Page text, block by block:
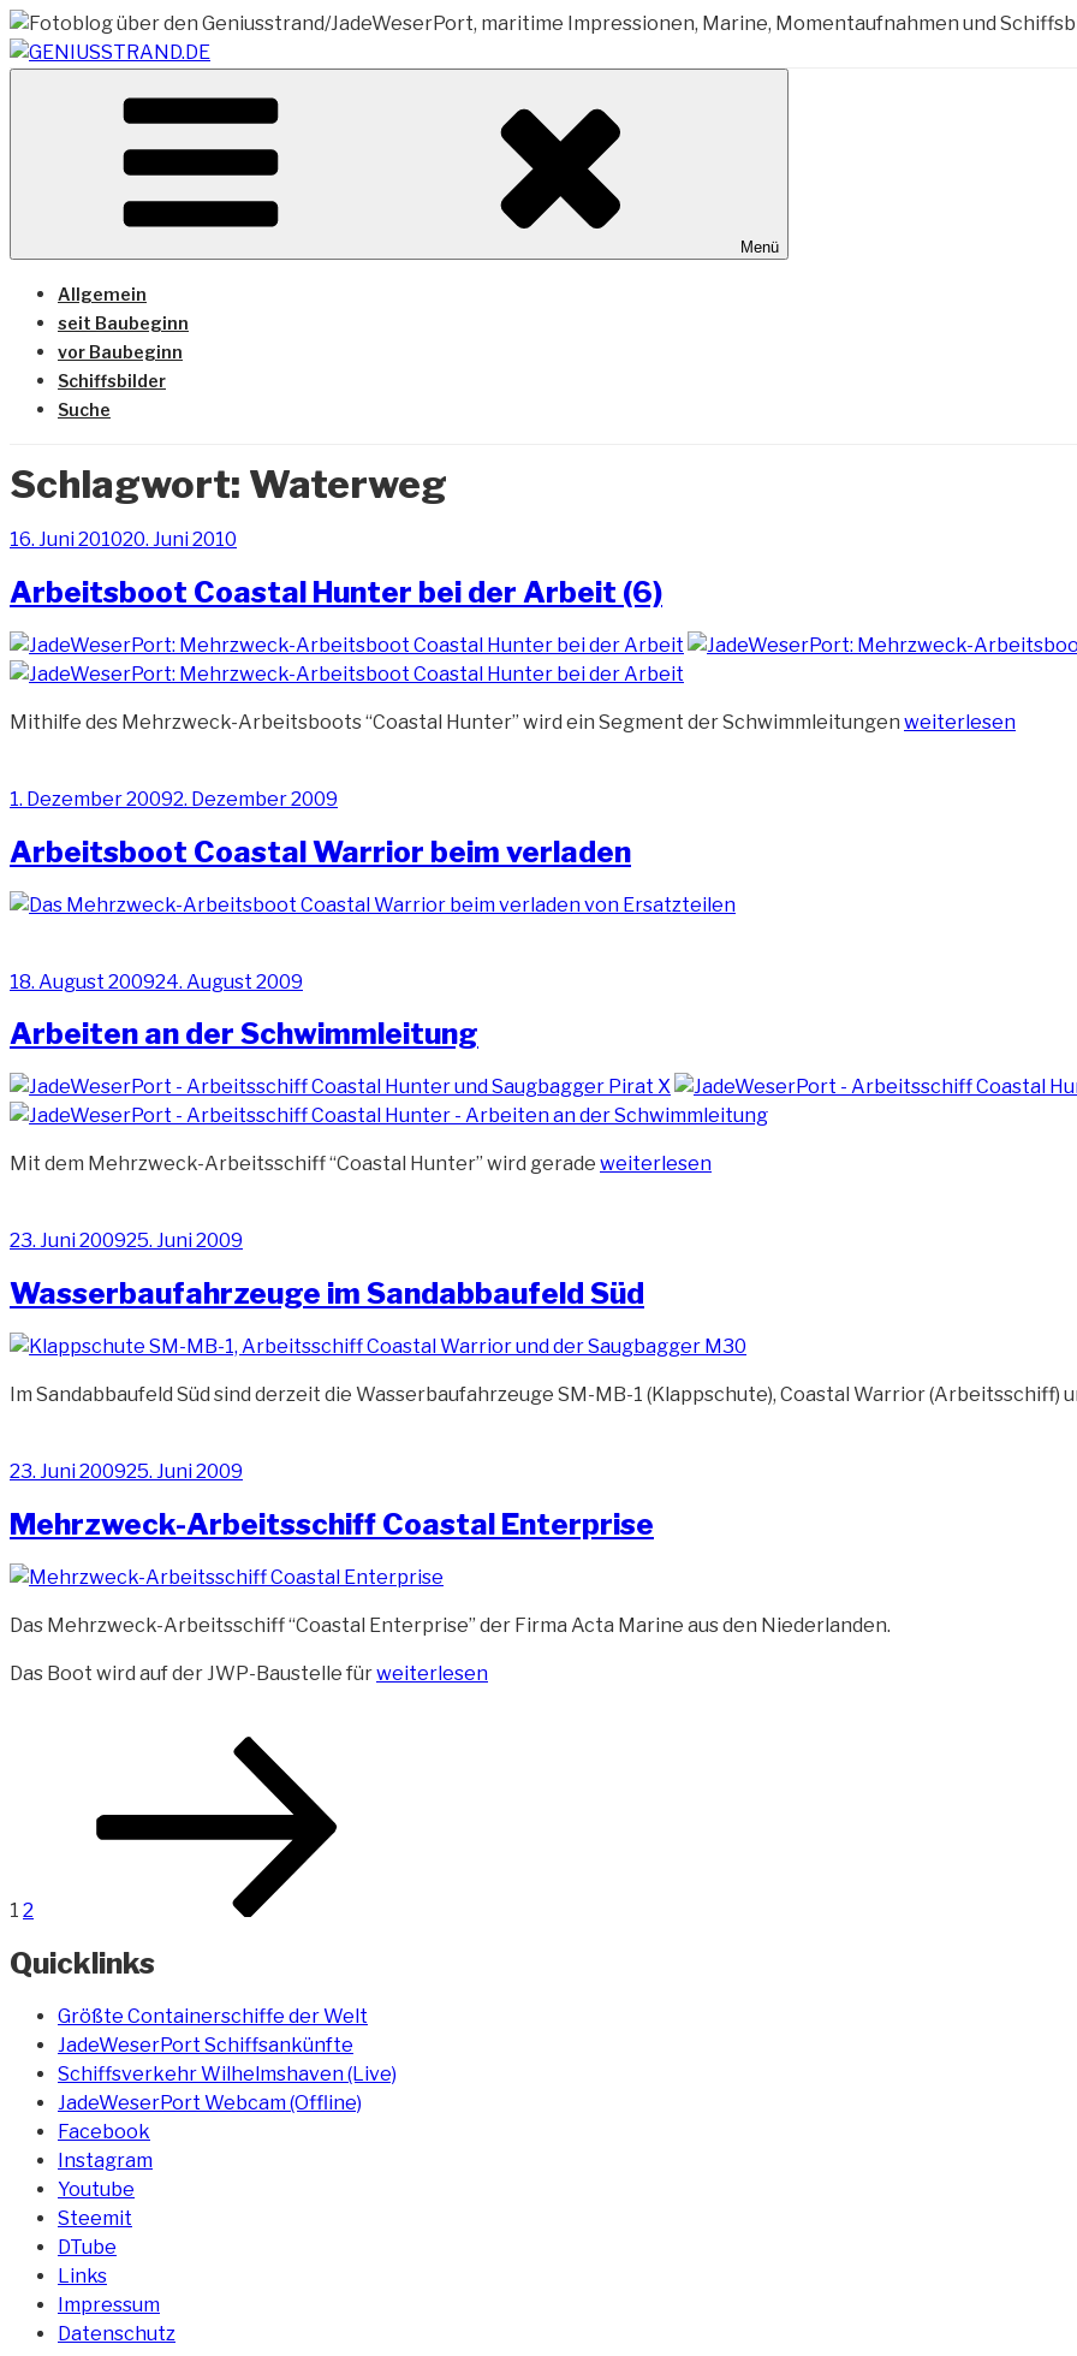
Zum
Inhalt
springen
GENIUSSTRAND.DE
Vom Geniusstrand zum JadeWeserPort/Container Terminal Wilhelmshaven
Menü
Allgemein
seit Baubeginn
vor Baubeginn
Schiffsbilder
Suche
Schlagwort: Waterweg
Veröffentlicht
16. Juni 201020. Juni 2010
Arbeitsboot Coastal Hunter bei der Arbeit (6)
Mithilfe des Mehrzweck-Arbeitsboots “Coastal Hunter” wird ein Segment der Schwimmleitungen „Arbeitsboot
weiterlesen
Veröffentlicht
1. Dezember 20092. Dezember 2009
Arbeitsboot Coastal Warrior beim verladen
Veröffentlicht
18. August 200924. August 2009
Arbeiten an der Schwimmleitung
Mit dem Mehrzweck-Arbeitsschiff “Coastal Hunter” wird gerade „Arbeiten
weiterlesen
Veröffentlicht
23. Juni 200925. Juni 2009
Wasserbaufahrzeuge im Sandabbaufeld Süd
Im Sandabbaufeld Süd sind derzeit die Wasserbaufahrzeuge SM-MB-1 (Klappschute), Coastal Warrior (Arbeitsschiff)
Veröffentlicht
23. Juni 200925. Juni 2009
Mehrzweck-Arbeitsschiff Coastal Enterprise
Das Mehrzweck-Arbeitsschiff “Coastal Enterprise” der Firma Acta Marine aus den Niederlanden.
Das Boot wird auf der JWP-Baustelle für„Mehrzweck-
weiterlesen
Beitragsnavigation
1 2
Quicklinks
Größte Containerschiffe der Welt
JadeWeserPort Schiffsankünfte
Schiffsverkehr Wilhelmshaven (Live)
JadeWeserPort Webcam (Offline)
Facebook
Instagram
Youtube
Steemit
DTube
Links
Impressum
Datenschutz